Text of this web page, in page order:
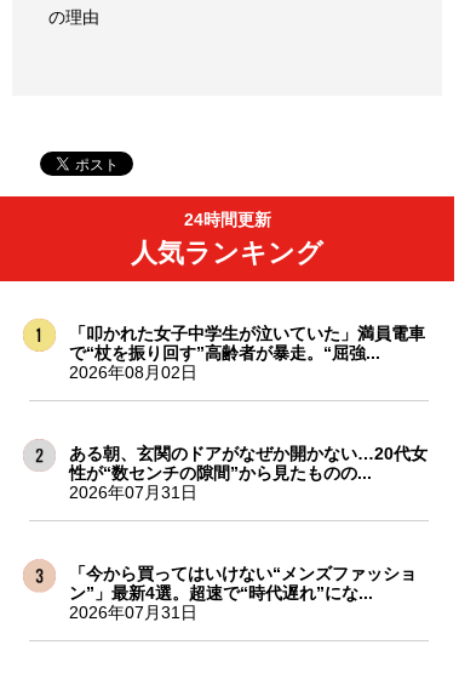
の理由
24時間更新
人気ランキング
「叩かれた女子中学生が泣いていた」満員電車
で“杖を振り回す”高齢者が暴走。“屈強...
2026年08月02日
ある朝、玄関のドアがなぜか開かない…20代女
性が“数センチの隙間”から見たものの...
2026年07月31日
「今から買ってはいけない“メンズファッショ
ン”」最新4選。超速で“時代遅れ”にな...
2026年07月31日